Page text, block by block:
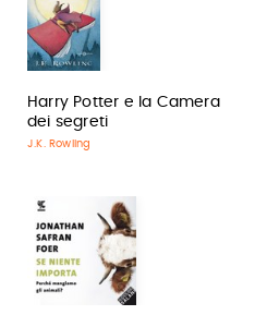
Harry Potter e la Camera
dei segreti
J.K. Rowling